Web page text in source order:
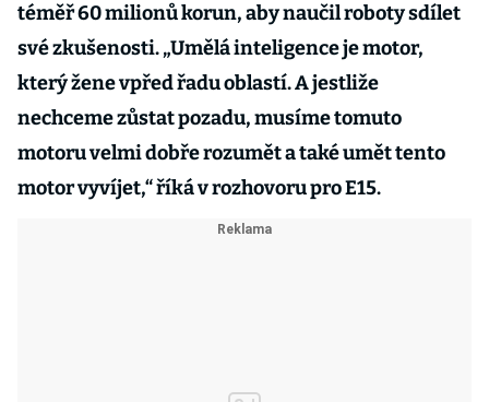
téměř 60 milionů korun, aby naučil roboty sdílet
své zkušenosti. „Umělá inteligence je motor,
který žene vpřed řadu oblastí. A jestliže
nechceme zůstat pozadu, musíme tomuto
motoru velmi dobře rozumět a také umět tento
motor vyvíjet,“ říká v rozhovoru pro E15.